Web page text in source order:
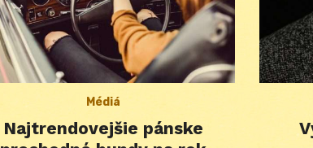
Médiá
Najtrendovejšie pánske